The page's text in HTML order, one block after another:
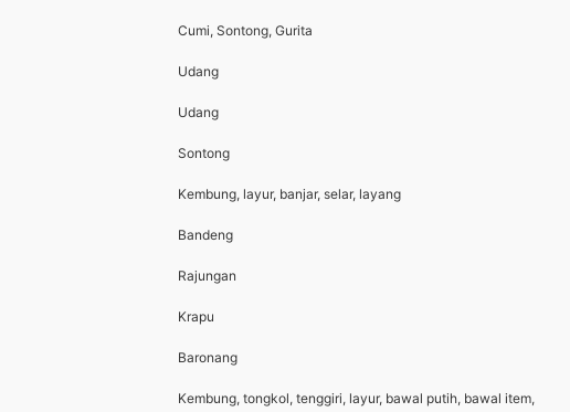
Cumi, Sontong, Gurita
Udang
Udang
Sontong
Kembung, layur, banjar, selar, layang
Bandeng
Rajungan
Krapu
Baronang
Kembung, tongkol, tenggiri, layur, bawal putih, bawal item,